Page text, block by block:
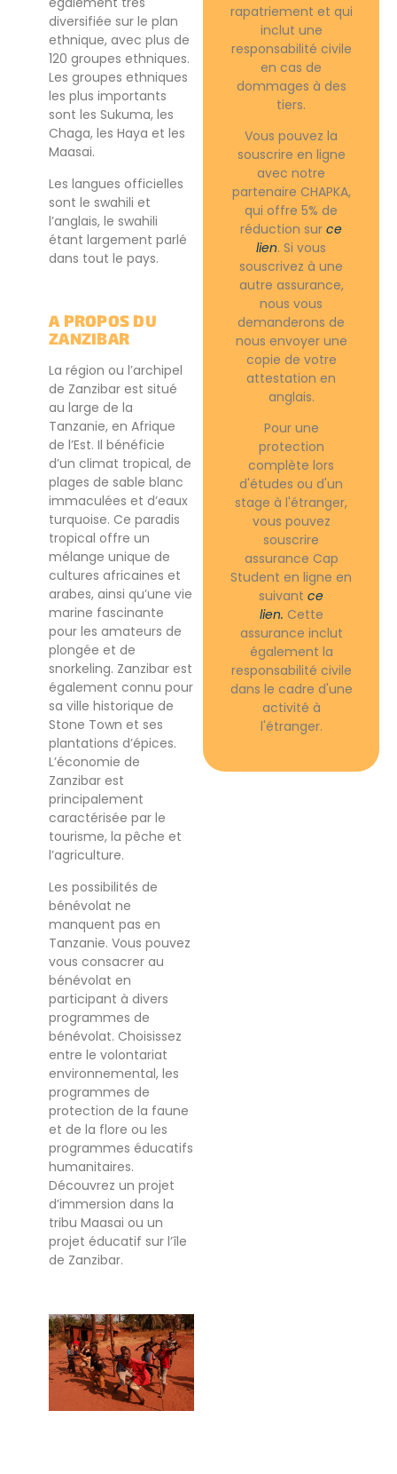
diversifiée sur le plan
ethnique, avec plus de
120 groupes ethniques.
Les groupes ethniques
les plus importants
sont les Sukuma, les
Chaga, les Haya et les
Maasai.
Les langues officielles
sont le swahili et
l’anglais, le swahili
étant largement parlé
dans tout le pays.
A PROPOS DU
ZANZIBAR
La région ou l’archipel
de Zanzibar est situé
au large de la
Tanzanie, en Afrique
de l’Est. Il bénéficie
d’un climat tropical, de
plages de sable blanc
immaculées et d’eaux
turquoise. Ce paradis
tropical offre un
mélange unique de
cultures africaines et
arabes, ainsi qu’une vie
marine fascinante
pour les amateurs de
plongée et de
snorkeling. Zanzibar est
également connu pour
sa ville historique de
Stone Town et ses
plantations d’épices.
L’économie de
Zanzibar est
principalement
caractérisée par le
tourisme, la pêche et
l’agriculture.
Les possibilités de
bénévolat ne
manquent pas en
Tanzanie. Vous pouvez
vous consacrer au
bénévolat en
participant à divers
programmes de
bénévolat. Choisissez
entre le volontariat
environnemental, les
programmes de
protection de la faune
et de la flore ou les
programmes éducatifs
humanitaires.
Découvrez un projet
d’immersion dans la
tribu Maasai ou un
projet éducatif sur l’île
de Zanzibar.
rapatriement et qui
inclut une
responsabilité civile
en cas de
dommages à des
tiers.
Vous pouvez la
souscrire en ligne
avec notre
partenaire CHAPKA,
qui offre 5% de
réduction surce
lien. Si vous
souscrivez à une
autre assurance,
nous vous
demanderons de
nous envoyer une
copie de votre
attestation en
anglais.
Pour une
protection
complète lors
d'études ou d'un
stage à l'étranger,
vous pouvez
souscrire
assurance Cap
Student en ligne en
suivant ce
lien. Cette
assurance inclut
également la
responsabilité civile
dans le cadre d'une
activité à
l'étranger.